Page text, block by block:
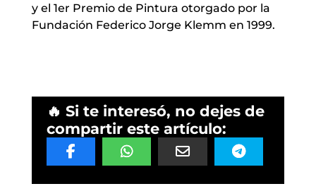
y el 1er Premio de Pintura otorgado por la
Fundación Federico Jorge Klemm en 1999.
🔥 Si te interesó, no dejes de
compartir este artículo: